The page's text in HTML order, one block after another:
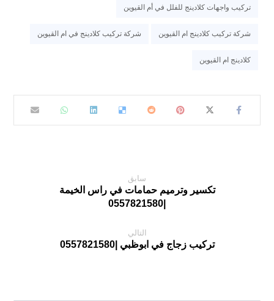
تركيب واجهات كلادينج للفلل في أم القيوين
شركة تركيب كلادينج ام القيوين شركة تركيب كلادينج في ام القيوين
كلادينج ام القيوين
سابق
تكسير وترميم حمامات في راس الخيمة
التالي
تركيب زجاج في ابوظبي |0557821580